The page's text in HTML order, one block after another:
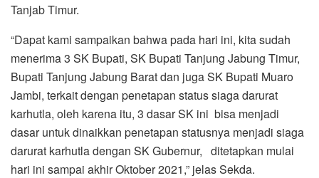
Tanjab Timur.
“Dapat kami sampaikan bahwa pada hari ini, kita sudah
menerima 3 SK Bupati, SK Bupati Tanjung Jabung Timur,
Bupati Tanjung Jabung Barat dan juga SK Bupati Muaro
Jambi, terkait dengan penetapan status siaga darurat
karhutla, oleh karena itu, 3 dasar SK ini bisa menjadi
dasar untuk dinaikkan penetapan statusnya menjadi siaga
darurat karhutla dengan SK Gubernur, ditetapkan mulai
hari ini sampai akhir Oktober 2021,” jelas Sekda.